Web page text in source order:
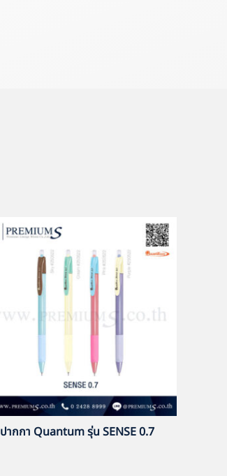
ปากกา Quantum รุ่น SENSE 0.7